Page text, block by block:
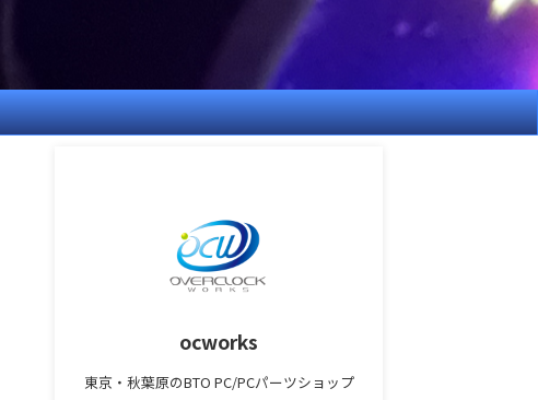
ocworks
東京・秋葉原のBTO PC/PCパーツショップ